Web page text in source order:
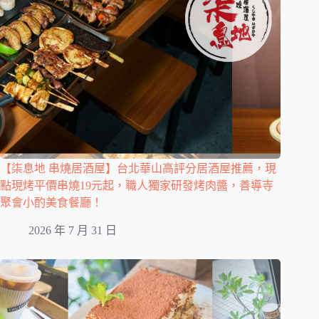
【柒息地 串燒居酒屋】台北華山高評分居酒屋推薦，現
點現烤平價串燒19元起，職人獨家研發烤肉醬，善導寺
聚會小酌美食餐廳！
2026 年 7 月 31 日